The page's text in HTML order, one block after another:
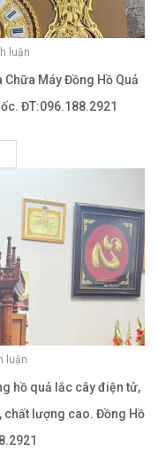
luận
Chữa Máy Đồng Hồ Quả
ĐT:096.188.2921
luận
hồ quả lắc cây điện tử,
chất lượng cao. Đồng Hồ